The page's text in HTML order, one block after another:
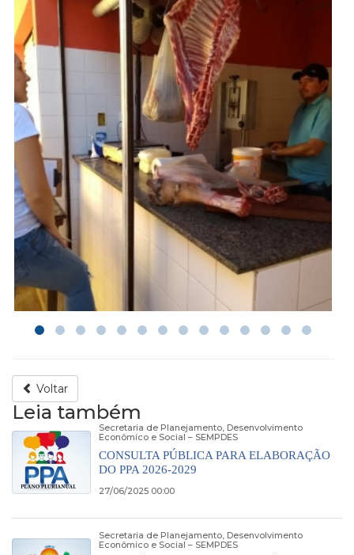
Voltar
Leia também
Secretaria de Planejamento, Desenvolvimento
Econômico e Social – SEMPDES
CONSULTA PÚBLICA PARA ELABORAÇÃO
DO PPA 2026-2029
27/06/2025 00:00
Secretaria de Planejamento, Desenvolvimento
Econômico e Social – SEMPDES